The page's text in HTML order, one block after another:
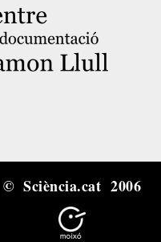
© Sciència.cat 2006